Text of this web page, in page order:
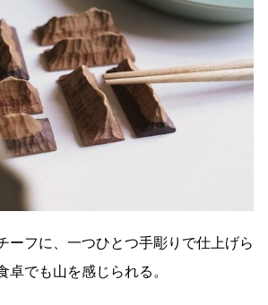
ーフに、一つひとつ手彫りで仕上げら
卓でも山を感じられる。